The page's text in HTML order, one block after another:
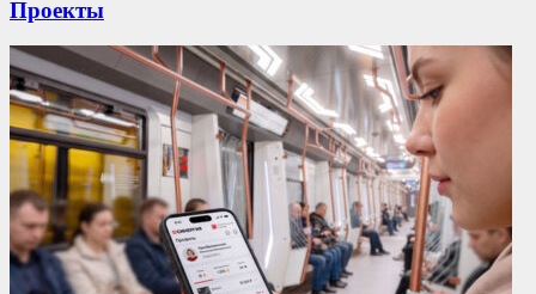
Проекты